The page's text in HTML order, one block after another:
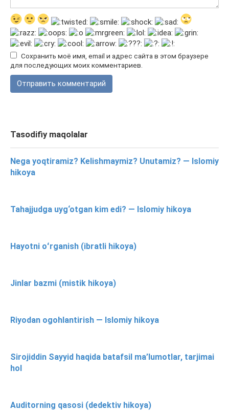
Сохранить моё имя, email и адрес сайта в этом браузере
для последующих моих комментариев.
Tasodifiy maqolalar
Nega yoqtiramiz? Kelishmaymiz? Unutamiz? — Islomiy
hikoya
Tahajjudga uyg‘otgan kim edi? — Islomiy hikoya
Hayotni oʻrganish (ibratli hikoya)
Jinlar bazmi (mistik hikoya)
Riyodan ogohlantirish — Islomiy hikoya
Sirojiddin Sayyid haqida batafsil ma’lumotlar, tarjimai
hol
Auditorning qasosi (dedektiv hikoya)